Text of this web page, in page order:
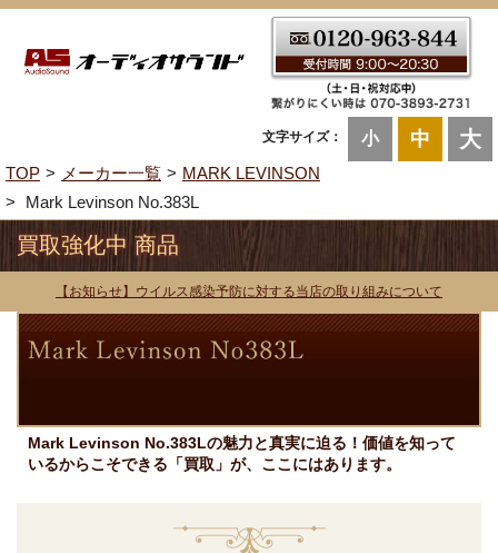
文字サイズ： 小 中 大
TOP メーカー一覧
MARK LEVINSON
Mark Levinson No.383L
買取強化中 商品
【お知らせ】ウイルス感染予防に対する当店の取り組みについて
Mark Levinson No.383Lの魅力と真実に迫る！価値を知って
いるからこそできる「買取」が、ここにはあります。